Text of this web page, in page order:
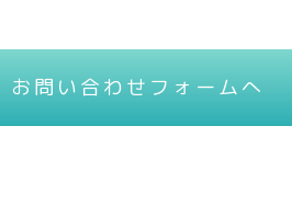
お問い合わせフォームへ